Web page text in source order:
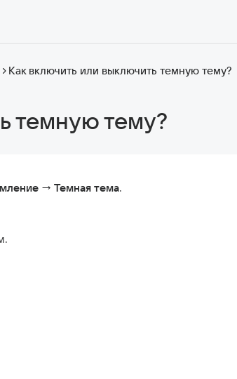
Как включить или выключить темную тему?
темную тему?
→ Темная тема.